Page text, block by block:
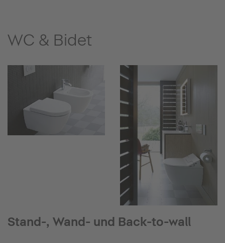
WC & Bidet
Stand-, Wand- und Back-to-wall